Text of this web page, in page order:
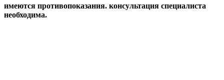
имеются противопоказания. консультация специалиста
необходима.